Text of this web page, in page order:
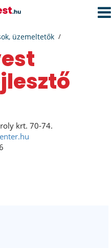
üzemeltetők
krt. 70-74.